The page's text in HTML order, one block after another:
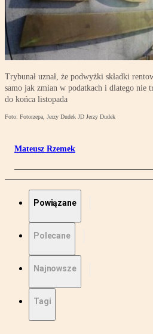
Trybunał uznał, że podwyżki składki
samo jak zmian w podatkach i dlatego nie
do końca listopada
Foto: Fotorzepa, Jerzy Dudek JD Jerzy Dudek
Mateusz Rzemek
Powiązane
Polecane
Najnowsze
Tagi